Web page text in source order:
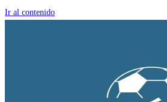
Ir al contenido